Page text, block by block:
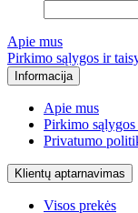
Apie mus
Pirkimo sąlygos ir
Informacija
Apie mus
Pirkimo
Privatumo
Klientų aptarnavimas
Visos prekės